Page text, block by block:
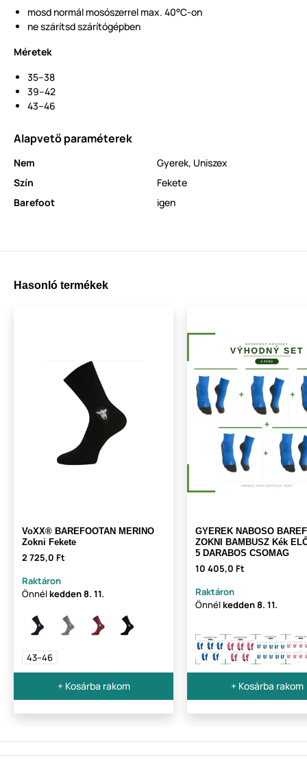
mosd normál mosószerrel max. 40°C-on
ne szárítsd szárítógépben
Méretek
35–38
39–42
43–46
Alapvető paraméterek
Nem Gyerek, Uniszex
Szín
Fekete
Barefoot
igen
Hasonló termékek
VoXX® BAREFOOTAN MERINO
Zokni Fekete
2 725,0 Ft
Raktáron
Önnélkedden8. 11.
43–46
+ Kosárba rakom
GYEREK NABOSO
ZOKNI BAMBUSZ Kék
5 DARABOS CSOMAG
10 405,0 Ft
Raktáron
Önnélkedden8. 11.
+ Kosárba rakom